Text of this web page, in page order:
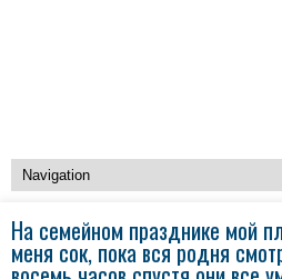
На семейном празднике мой
меня сок, пока вся родня